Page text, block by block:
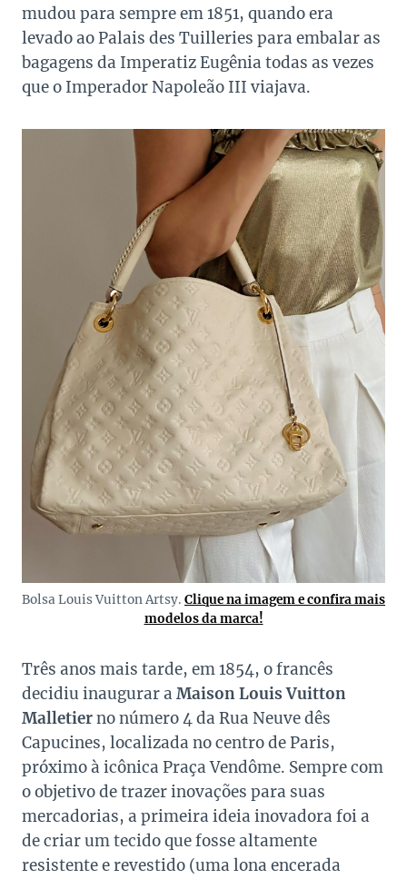
mudou para sempre em 1851, quando era
levado ao Palais des Tuilleries para embalar as
bagagens da Imperatiz Eugênia todas as vezes
que o Imperador Napoleão III viajava.
Bolsa Louis Vuitton Artsy. Clique na imagem e confira mais
modelos da marca!
Três anos mais tarde, em 1854, o francês
decidiu inaugurar a Maison Louis Vuitton
Malletierno número 4 da Rua Neuve dês
Capucines, localizada no centro de Paris,
próximo à icônica Praça Vendôme. Sempre com
o objetivo de trazer inovações para suas
mercadorias, a primeira ideia inovadora foi a
de criar um tecido que fosse altamente
resistente e revestido (uma lona encerada